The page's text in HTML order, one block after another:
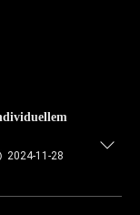
2024-11-28